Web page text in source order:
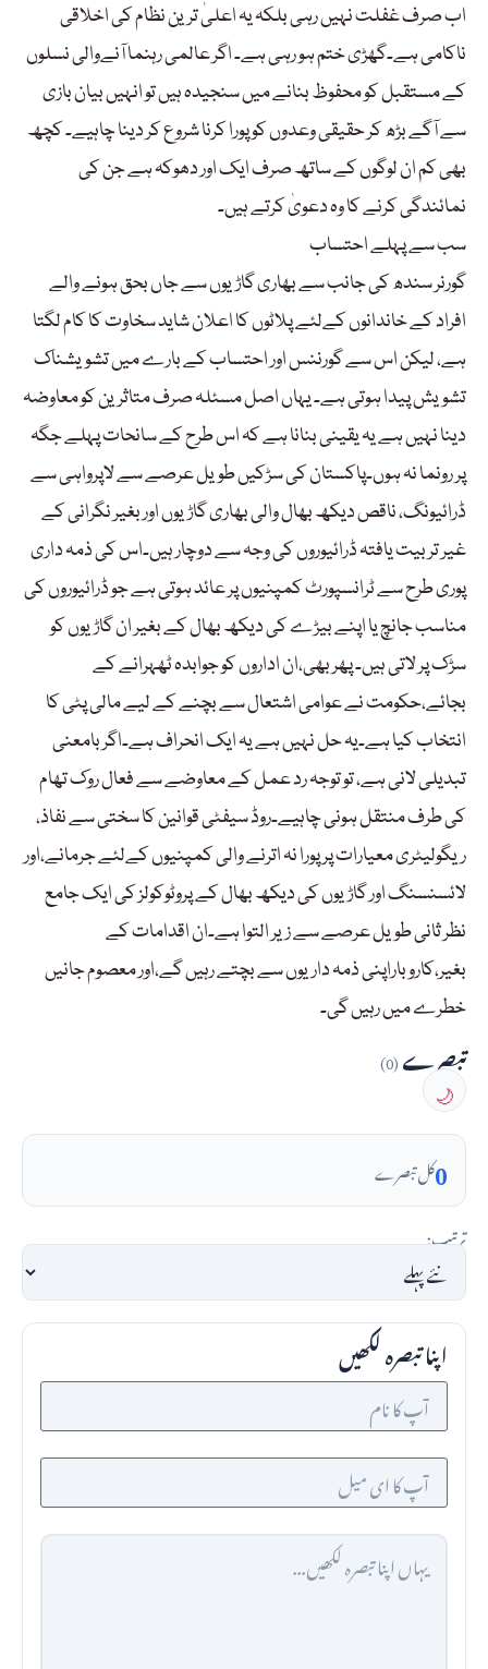
اب صرف غفلت نہیں رہی بلکہ یہ اعلیٰ ترین نظام کی اخلاقی
ناکامی ہے۔گھڑی ختم ہو رہی ہے۔ اگر عالمی رہنما آنےوالی نسلوں
کے مستقبل کو محفوظ بنانے میں سنجیدہ ہیں تو انہیں بیان بازی
سے آگے بڑھ کر حقیقی وعدوں کو پورا کرنا شروع کر دینا چاہیے۔ کچھ
بھی کم ان لوگوں کے ساتھ صرف ایک اور دھوکہ ہے جن کی
نمائندگی کرنے کا وہ دعویٰ کرتے ہیں۔
سب سے پہلے احتساب
گورنر سندھ کی جانب سے بھاری گاڑیوں سے جاں بحق ہونے والے
افراد کے خاندانوں کےلئے پلاٹوں کا اعلان شاید سخاوت کا کام لگتا
ہے، لیکن اس سے گورننس اور احتساب کے بارے میں تشویشناک
تشویش پیدا ہوتی ہے۔ یہاں اصل مسئلہ صرف متاثرین کو معاوضہ
دینا نہیں ہے یہ یقینی بنانا ہے کہ اس طرح کے سانحات پہلے جگہ
پر رونما نہ ہوں۔پاکستان کی سڑکیں طویل عرصے سے لاپرواہی سے
ڈرائیونگ، ناقص دیکھ بھال والی بھاری گاڑیوں اور بغیر نگرانی کے
غیر تربیت یافتہ ڈرائیوروں کی وجہ سے دوچار ہیں۔اس کی ذمہ داری
پوری طرح سے ٹرانسپورٹ کمپنیوں پر عائد ہوتی ہے جو ڈرائیوروں کی
مناسب جانچ یا اپنے بیڑے کی دیکھ بھال کے بغیر ان گاڑیوں کو
سڑک پر لاتی ہیں۔ پھر بھی،ان اداروں کو جوابدہ ٹھہرانے کے
بجائے،حکومت نے عوامی اشتعال سے بچنے کے لیے مالی پٹی کا
انتخاب کیا ہے۔یہ حل نہیں ہے یہ ایک انحراف ہے۔اگر بامعنی
تبدیلی لانی ہے، تو توجہ رد عمل کے معاوضے سے فعال روک تھام
کی طرف منتقل ہونی چاہیے۔روڈ سیفٹی قوانین کا سختی سے نفاذ،
ریگولیٹری معیارات پر پورا نہ اترنے والی کمپنیوں کےلئے جرمانے،اور
لائسنسنگ اور گاڑیوں کی دیکھ بھال کے پروٹوکولز کی ایک جامع
نظر ثانی طویل عرصے سے زیر التوا ہے۔ان اقدامات کے
بغیر،کاروباراپنی ذمہ داریوں سے بچتے رہیں گے،اور معصوم جانیں
خطرے میں رہیں گی۔
تبصرے(0)
🌙
0کل تبصرے
ترتیب:
اپنا تبصرہ لکھیں